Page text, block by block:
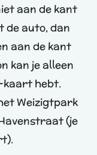
aan de kant
de auto, dan
aan de kant
kan je alleen
kaart hebt.
Weizigtpark
(je